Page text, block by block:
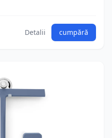
Detalii cumpără